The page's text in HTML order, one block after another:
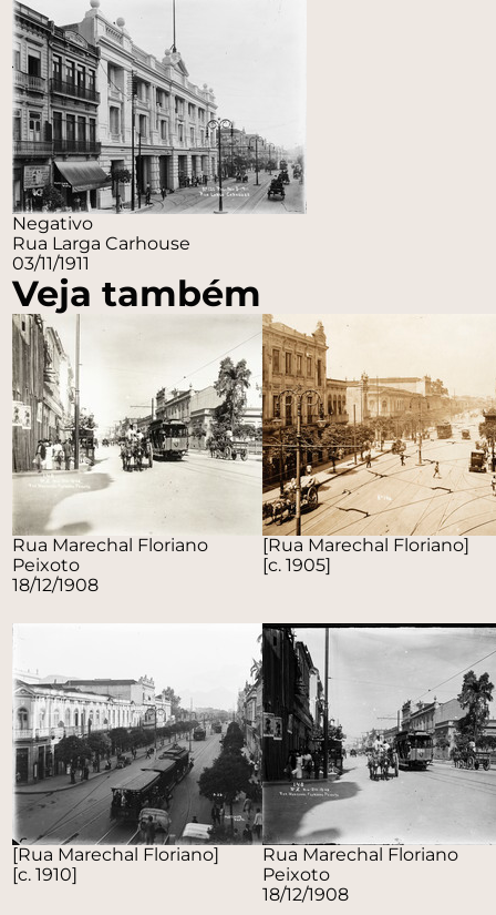
Negativo
Rua Larga Carhouse
03/11/1911
Veja também
Rua Marechal Floriano
Peixoto
18/12/1908
[Rua Marechal Floriano]
[c. 1905]
[Rua Marechal Floriano]
[c. 1910]
Rua Marechal Floriano
Peixoto
18/12/1908